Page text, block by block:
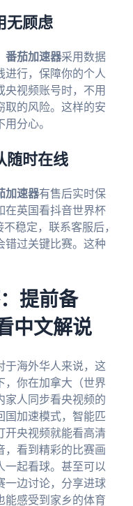
无顾虑
番茄加速器采用数据
进行，保障你的个人
央视频账号时，不用
取的风险。这样的安
分心。
随时在线
加速器有售后实时保
在英国看抖音世界杯
稳定，联系客服后，
错过关键比赛。这种
提前备
中文解说
于海外华人来说，这
，你在加拿大（世界
家人同步看央视频的
国加速模式，智能匹
开央视频就能看高清
，看到精彩的比赛画
一起看球。甚至可以
一边讨论，分享进球
能感受到家乡的体育